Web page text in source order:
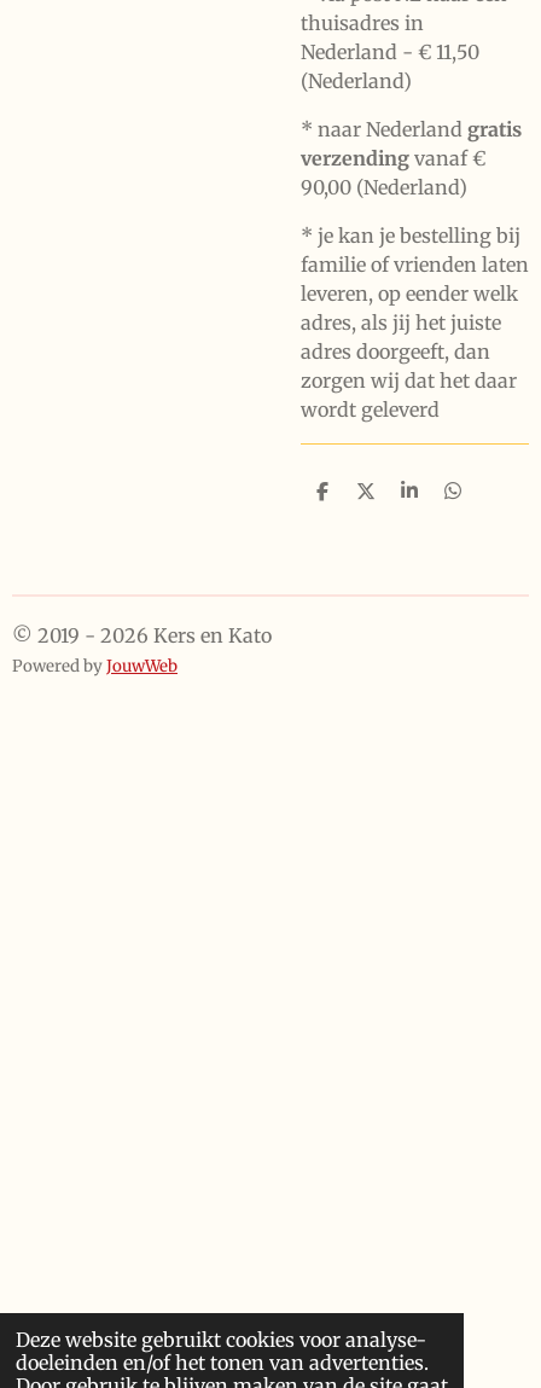
Deze website gebruikt cookies voor analyse-
doeleinden en/of het tonen van advertenties.
thuisadres in
Nederland - € 11,50
(Nederland)
* naar Nederland gratis
verzending vanaf €
90,00 (Nederland)
* je kan je bestelling bij
familie of vrienden laten
leveren, op eender welk
adres, als jij het juiste
adres doorgeeft, dan
zorgen wij dat het daar
wordt geleverd
D
D
S
D
© 2019 - 2026 Kers en Kato
Powered byJouwWeb